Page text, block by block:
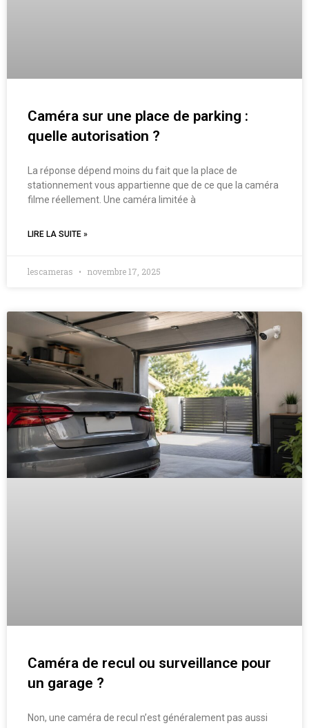
Caméra sur une place de parking :
quelle autorisation ?
La réponse dépend moins du fait que la place de
stationnement vous appartienne que de ce que la caméra
filme réellement. Une caméra limitée à
LIRE LA SUITE »
lescameras novembre 17, 2025
Caméra de recul ou surveillance pour
un garage ?
Non, une caméra de recul n’est généralement pas aussi